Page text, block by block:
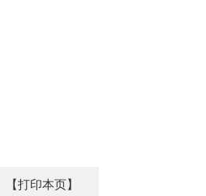
【打印本页】